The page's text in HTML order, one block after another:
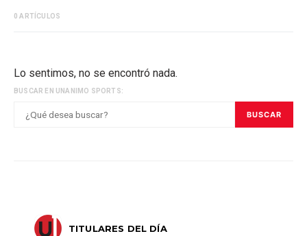
0 ARTÍCULOS
Lo sentimos, no se encontró nada.
BUSCAR EN UNANIMO SPORTS:
BUSCAR
TITULARES DEL DÍA